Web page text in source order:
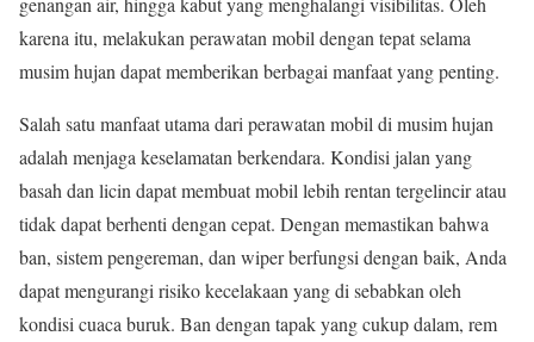
karena itu, melakukan perawatan mobil dengan tepat selama
musim hujan dapat memberikan berbagai manfaat yang penting.
Salah satu manfaat utama dari perawatan mobil di musim hujan
adalah menjaga keselamatan berkendara. Kondisi jalan yang
basah dan licin dapat membuat mobil lebih rentan tergelincir atau
tidak dapat berhenti dengan cepat. Dengan memastikan bahwa
ban, sistem pengereman, dan wiper berfungsi dengan baik, Anda
dapat mengurangi risiko kecelakaan yang di sebabkan oleh
kondisi cuaca buruk. Ban dengan tapak yang cukup dalam, rem